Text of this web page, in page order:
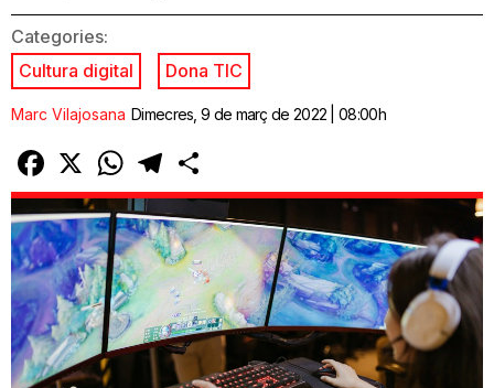
Categories:
Cultura digital
Dona TIC
Marc Vilajosana Dimecres, 9 de març de 2022 | 08:00h
Facebook
X WhatsAppTelegram